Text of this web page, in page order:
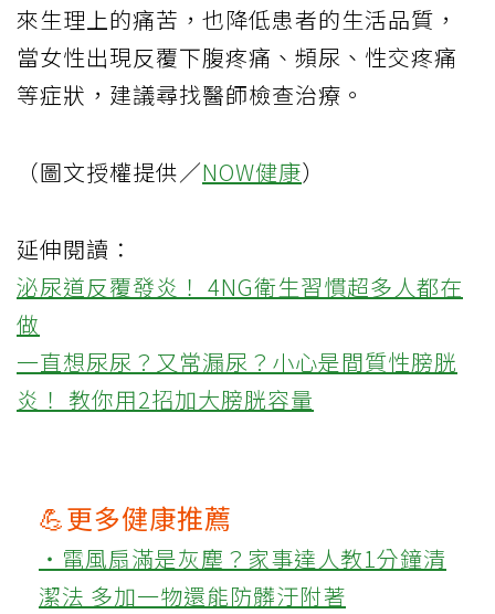
來生理上的痛苦，也降低患者的生活品質，
當女性出現反覆下腹疼痛、頻尿、性交疼痛
等症狀，建議尋找醫師檢查治療。
（圖文授權提供／NOW健康）
延伸閱讀：
泌尿道反覆發炎！ 4NG衛生習慣超多人都在
做
一直想尿尿？又常漏尿？小心是間質性膀胱
炎！ 教你用2招加大膀胱容量
💪更多健康推薦
‧電風扇滿是灰塵？家事達人教1分鐘清
潔法 多加一物還能防髒汙附著